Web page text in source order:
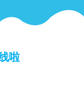
啦